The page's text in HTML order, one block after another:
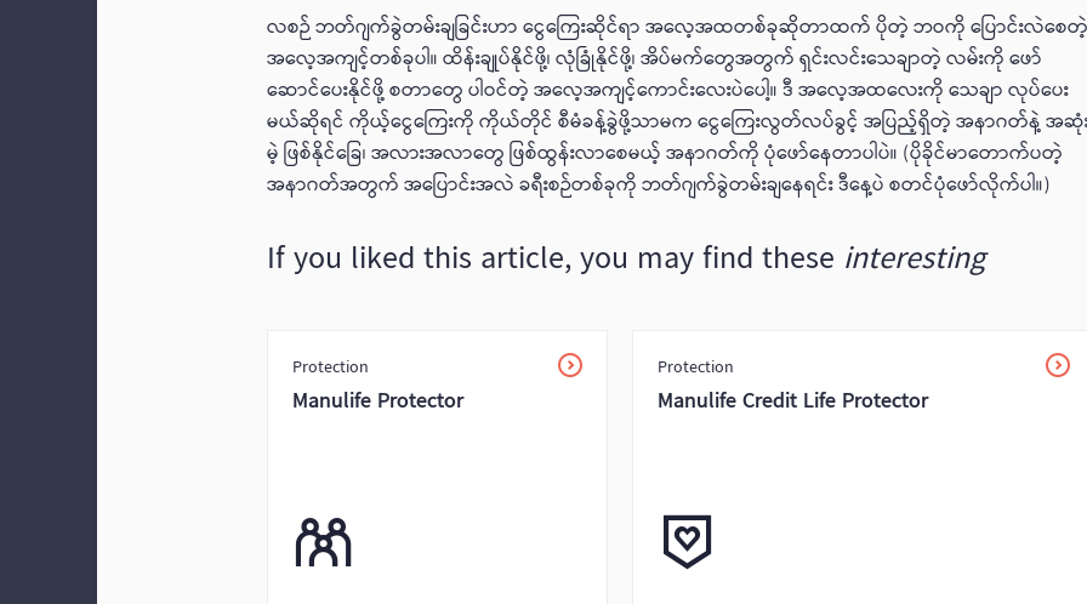
လစဉ် ဘတ်ဂျက်ခွဲတမ်းချခြင်းဟာ ငွေကြေးဆိုင်ရာ အလေ့အထတစ်ခုဆိုတာထက် ပိုတဲ့ ဘဝကို ပြောင်းလဲစေ
အလေ့အကျင့်တစ်ခုပါ။ ထိန်းချုပ်နိုင်ဖို့၊ လုံခြုံနိုင်ဖို့၊ အိပ်မက်တွေအတွက် ရှင်းလင်းသေချာတဲ့ လမ်းကို ဖော်
ဆောင်ပေးနိုင်ဖို့ စတာတွေ ပါဝင်တဲ့ အလေ့အကျင့်ကောင်းလေးပဲပေါ့။ ဒီ အလေ့အထလေးကို သေချာ လုပ်ပေး
မယ်ဆိုရင် ကိုယ့်ငွေကြေးကို ကိုယ်တိုင် စီမံခန့်ခွဲဖို့သာမက ငွေကြေးလွတ်လပ်ခွင့် အပြည့်ရှိတဲ့ အနာဂတ်နဲ့ အဆုံ
မဲ့ ဖြစ်နိုင်ခြေ၊ အလားအလာတွေ ဖြစ်ထွန်းလာစေမယ့် အနာဂတ်ကို ပုံဖော်နေတာပါပဲ။ (ပိုခိုင်မာတောက်ပတဲ့
အနာဂတ်အတွက် အပြောင်းအလဲ ခရီးစဉ်တစ်ခုကို ဘတ်ဂျက်ခွဲတမ်းချနေရင်း ဒီနေ့ပဲ စတင်ပုံဖော်လိုက်ပါ။)
If you liked this article, you may find these interesting
Protection
Manulife Protector
Protection
Manulife Credit Life Protector